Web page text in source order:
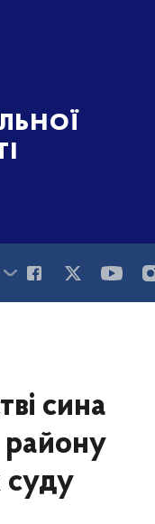
сина
району
суду